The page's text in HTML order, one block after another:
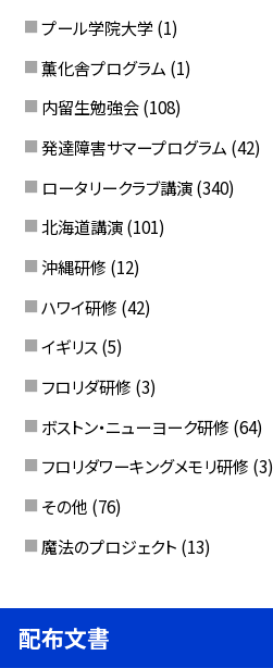
プール学院大学 (1)
薫化舎プログラム (1)
内留生勉強会 (108)
発達障害サマープログラム (42)
ロータリークラブ講演 (340)
北海道講演 (101)
沖縄研修 (12)
ハワイ研修 (42)
イギリス (5)
フロリダ研修 (3)
ボストン・ニューヨーク研修 (64)
フロリダワーキングメモリ研修 (3)
その他 (76)
魔法のプロジェクト (13)
配布文書